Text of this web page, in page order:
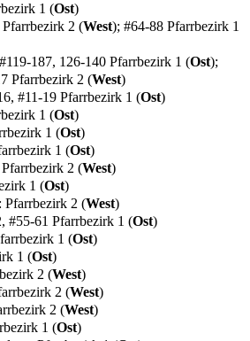
1 (Ost)
2 (West); #64-88 Pfarrbezirk 1
187, 126-140 Pfarrbezirk 1 (Ost);
Pfarrbezirk 2 (West)
#11-19 Pfarrbezirk 1 (Ost)
1 (Ost)
1 (Ost)
1 (Ost)
2 (West)
1 (Ost)
Pfarrbezirk 2 (West)
#55-61 Pfarrbezirk 1 (Ost)
1 (Ost)
1 (Ost)
2 (West)
2 (West)
2 (West)
1 (Ost)